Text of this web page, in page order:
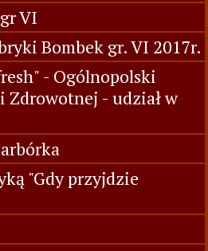
VI
Bombek gr. VI 2017r.
- Ogólnopolski
Zdrowotnej - udział w
"Gdy przyjdzie